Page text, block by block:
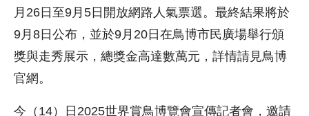
月26日至9月5日開放網路人氣票選。最終結果將於
9月8日公布，並於9月20日在鳥博市民廣場舉行頒
獎與走秀展示，總獎金高達數萬元，詳情請見鳥博
官網。
今（14）日2025世界賞鳥博覽會宣傳記者會，邀請